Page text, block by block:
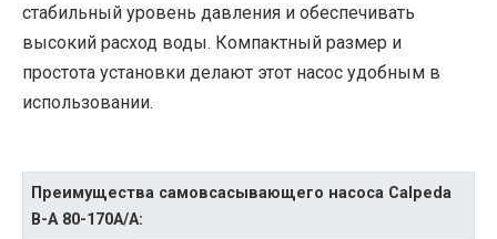
стабильный уровень давления и обеспечивать
высокий расход воды. Компактный размер и
простота установки делают этот насос удобным в
использовании.
Преимущества самовсасывающего насоса Calpeda
B-A 80-170A/A: